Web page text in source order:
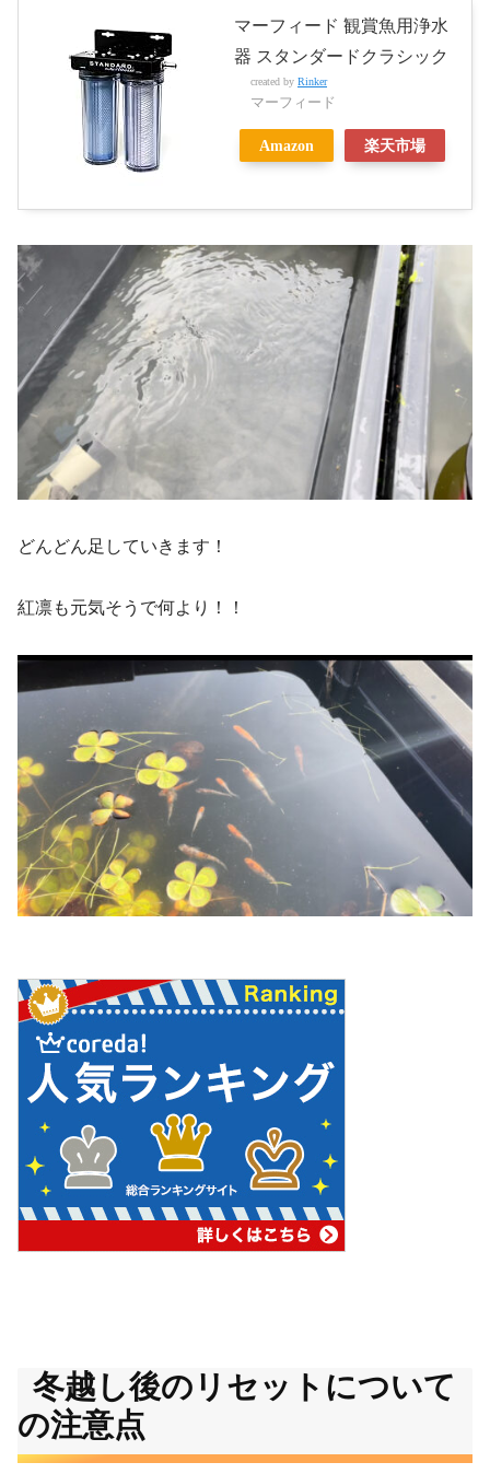
マーフィード 観賞魚用浄水
器 スタンダードクラシック
created by Rinker
マーフィード
Amazon 楽天市場
どんどん足していきます！
紅凛も元気そうで何より！！
冬越し後のリセットについて
の注意点